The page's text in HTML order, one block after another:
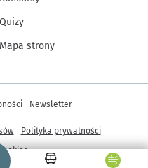
główna - wroclaw.pl
Quizy
Mapa strony
Newsletter
Polityka prywatności